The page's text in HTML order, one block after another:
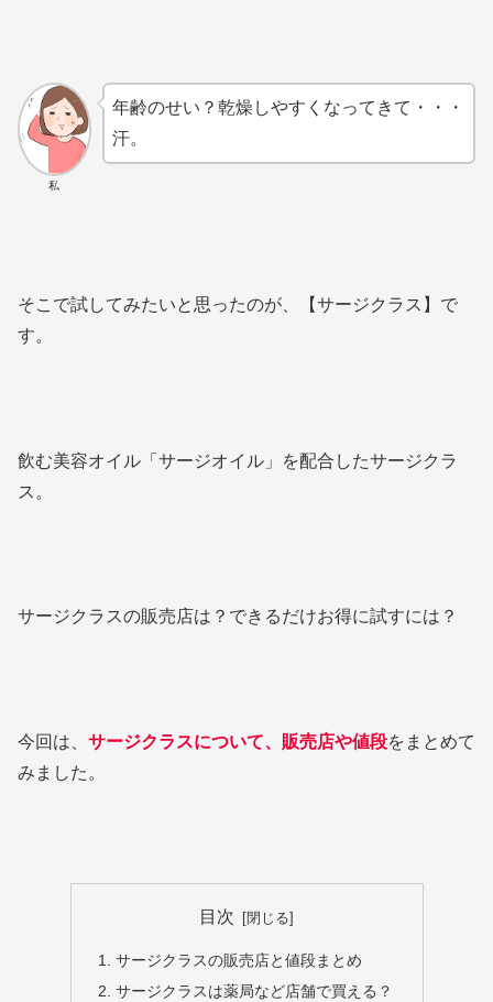
私
年齢のせい？乾燥しやすくなってきて・・・
汗。
そこで試してみたいと思ったのが、【サージクラス】で
す。
飲む美容オイル「サージオイル」を配合したサージクラ
ス。
サージクラスの販売店は？できるだけお得に試すには？
今回は、 サージクラスについて、販売店や値段をまとめて
みました。
目次
サージクラスの販売店と値段まとめ
サージクラスは薬局など店舗で買える？